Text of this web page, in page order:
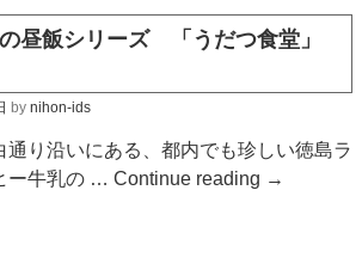
昼飯シリーズ 「うだつ食堂」
by nihon-ids
通り沿いにある、都内でも珍しい徳島ラ
ー牛乳の … Continue reading →